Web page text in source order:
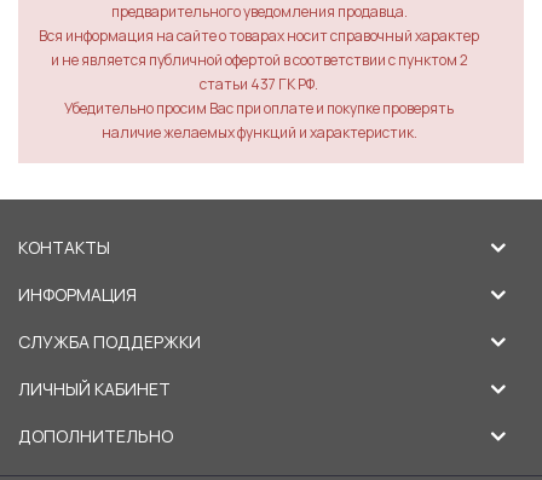
предварительного уведомления продавца.
Вся информация на сайте о товарах носит справочный характер
и не является публичной офертой в соответствии с пунктом 2
статьи 437 ГК РФ.
Убедительно просим Вас при оплате и покупке проверять
наличие желаемых функций и характеристик.
КОНТАКТЫ
ИНФОРМАЦИЯ
СЛУЖБА ПОДДЕРЖКИ
ЛИЧНЫЙ КАБИНЕТ
ДОПОЛНИТЕЛЬНО